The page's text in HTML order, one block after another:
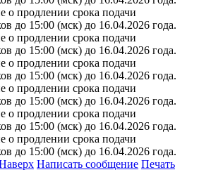
о продлении срока подачи
до 15:00 (мск) до 16.04.2026 года.
о продлении срока подачи
до 15:00 (мск) до 16.04.2026 года.
о продлении срока подачи
до 15:00 (мск) до 16.04.2026 года.
о продлении срока подачи
до 15:00 (мск) до 16.04.2026 года.
о продлении срока подачи
до 15:00 (мск) до 16.04.2026 года.
о продлении срока подачи
до 15:00 (мск) до 16.04.2026 года.
Написать сообщение Печать